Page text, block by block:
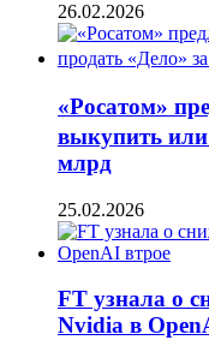
26.02.2026
«Росатом»
выкупить или
млрд
25.02.2026
FT узнала о
Nvidia в